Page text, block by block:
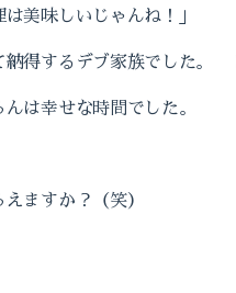
は美味しいじゃんね！」
納得するデブ家族でした。
は幸せな時間でした。
ますか？（笑）